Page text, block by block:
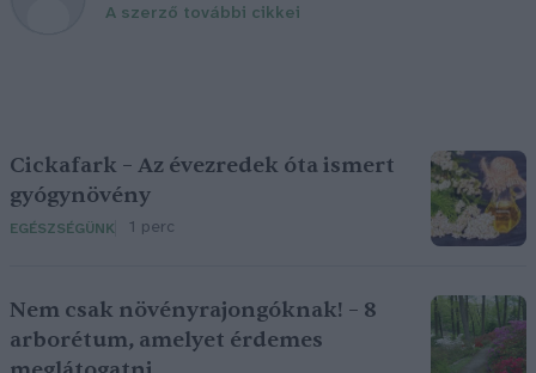
A szerző további cikkei
Cickafark – Az évezredek óta ismert
gyógynövény
EGÉSZSÉGÜNK 1 perc
Nem csak növényrajongóknak! – 8
arborétum, amelyet érdemes